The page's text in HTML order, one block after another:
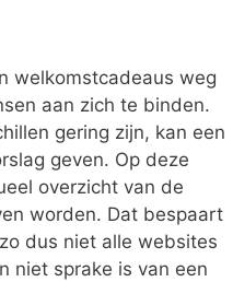
welkomstcadeaus weg
aan zich te binden.
gering zijn, kan een
geven. Op deze
overzicht van de
worden. Dat bespaart
dus niet alle websites
niet sprake is van een